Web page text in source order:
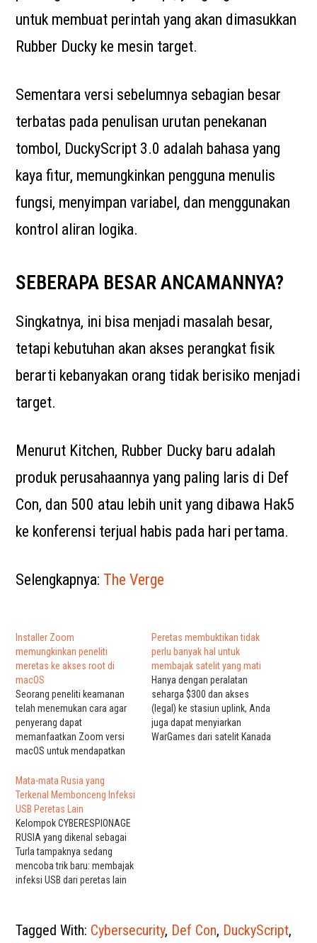
untuk membuat perintah yang akan dimasukkan
Rubber Ducky ke mesin target.
Sementara versi sebelumnya sebagian besar
terbatas pada penulisan urutan penekanan
tombol, DuckyScript 3.0 adalah bahasa yang
kaya fitur, memungkinkan pengguna menulis
fungsi, menyimpan variabel, dan menggunakan
kontrol aliran logika.
SEBERAPA BESAR ANCAMANNYA?
Singkatnya, ini bisa menjadi masalah besar,
tetapi kebutuhan akan akses perangkat fisik
berarti kebanyakan orang tidak berisiko menjadi
target.
Menurut Kitchen, Rubber Ducky baru adalah
produk perusahaannya yang paling laris di Def
Con, dan 500 atau lebih unit yang dibawa Hak5
ke konferensi terjual habis pada hari pertama.
Selengkapnya: The Verge
Installer Zoom
memungkinkan peneliti
meretas ke akses root di
macOS
Seorang peneliti keamanan
telah menemukan cara agar
penyerang dapat
memanfaatkan Zoom versi
macOS untuk mendapatkan
operasi. Rincian eksploitasi
dirilis dalam presentasi yang
diberikan oleh spesialis
keamanan Mac Patrick Wardle
pada konferensi peretasan
Def Con di Las Vegas pada
hari Jumat. Beberapa bug
yang terlibat telah diperbaiki…
Peretas membuktikan tidak
perlu banyak hal untuk
membajak satelit yang mati
Hanya dengan peralatan
seharga $300 dan akses
(legal) ke stasiun uplink, Anda
juga dapat menyiarkan
WarGames dari satelit Kanada
Mata-mata Rusia yang
Terkenal Membonceng Infeksi
USB Peretas Lain
Kelompok CYBERESPIONAGE
RUSIA yang dikenal sebagai
Turla tampaknya sedang
mencoba trik baru: membajak
infeksi USB dari peretas lain
memilih target mata-mata
mereka. Teknik baru Turla
Tagged With: Cybersecurity, Def Con, DuckyScript,